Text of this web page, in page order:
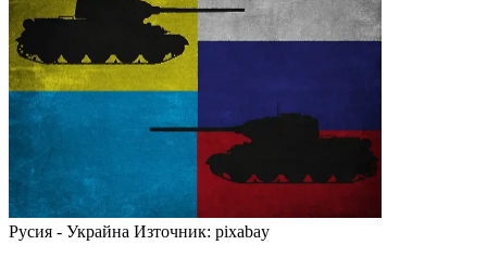
Русия - Украйна Източник: pixabay